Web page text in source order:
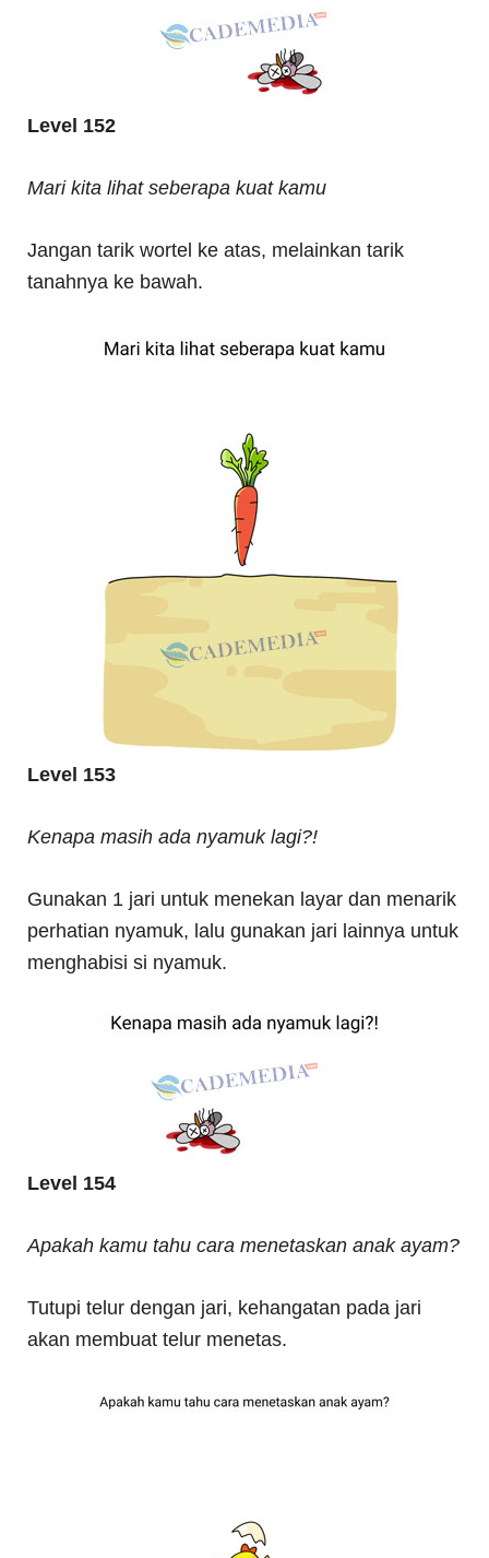
Level 152
Mari kita lihat seberapa kuat kamu
Jangan tarik wortel ke atas, melainkan tarik
tanahnya ke bawah.
Level 153
Kenapa masih ada nyamuk lagi?!
Gunakan 1 jari untuk menekan layar dan menarik
perhatian nyamuk, lalu gunakan jari lainnya untuk
menghabisi si nyamuk.
Level 154
Apakah kamu tahu cara menetaskan anak ayam?
Tutupi telur dengan jari, kehangatan pada jari
akan membuat telur menetas.